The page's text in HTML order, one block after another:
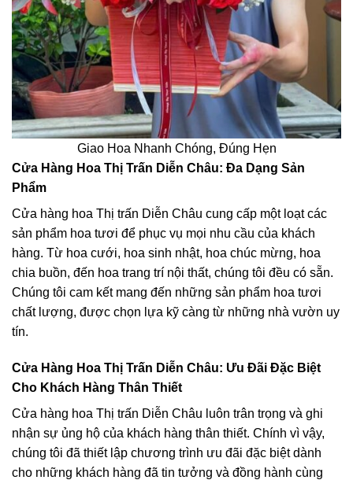
Giao Hoa Nhanh Chóng, Đúng Hẹn
Cửa Hàng Hoa Thị Trấn Diễn Châu: Đa Dạng Sản
Phẩm
Cửa hàng hoa Thị trấn Diễn Châu cung cấp một loạt các
sản phẩm hoa tươi để phục vụ mọi nhu cầu của khách
hàng. Từ hoa cưới, hoa sinh nhật, hoa chúc mừng, hoa
chia buồn, đến hoa trang trí nội thất, chúng tôi đều có sẵn.
Chúng tôi cam kết mang đến những sản phẩm hoa tươi
chất lượng, được chọn lựa kỹ càng từ những nhà vườn uy
tín.
Cửa Hàng Hoa Thị Trấn Diễn Châu: Ưu Đãi Đặc Biệt
Cho Khách Hàng Thân Thiết
Cửa hàng hoa Thị trấn Diễn Châu luôn trân trọng và ghi
nhận sự ủng hộ của khách hàng thân thiết. Chính vì vậy,
chúng tôi đã thiết lập chương trình ưu đãi đặc biệt dành
cho những khách hàng đã tin tưởng và đồng hành cùng